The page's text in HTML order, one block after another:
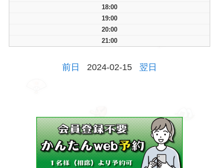
18:00
19:00
20:00
21:00
前日 2024-02-15 翌日